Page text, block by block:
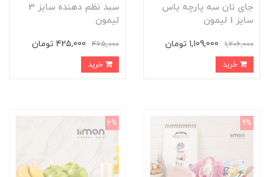
جای نان سه پارچه یاس
سایز 1 لیمون
1,206,000 1,109,000 تومان
سبد نظم دهنده سایز 3
لیمون
465,000 425,000 تومان
9%
6%